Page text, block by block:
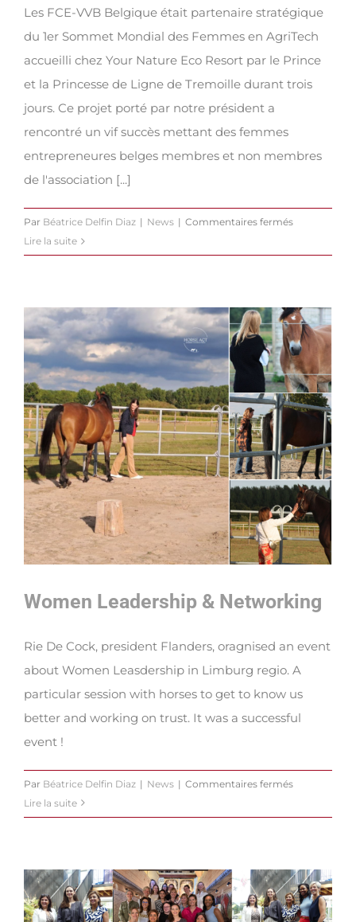
Les FCE-VVB Belgique était partenaire stratégique
du 1er Sommet Mondial des Femmes en AgriTech
accueilli chez Your Nature Eco Resort par le Prince
et la Princesse de Ligne de Tremoille durant trois
jours. Ce projet porté par notre président a
rencontré un vif succès mettant des femmes
entrepreneures belges membres et non membres
de l'association [...]
Par Béatrice Delfin Diaz | News | Commentaires ferméssur
des
Agritech
Lire la suite
Women Leadership & Networking
Rie De Cock, president Flanders, oragnised an event
about Women Leasdership in Limburg regio. A
particular session with horses to get to know us
better and working on trust. It was a successful
event !
Par Béatrice Delfin Diaz | News | Commentaires ferméssur
Leadership
Lire la suite